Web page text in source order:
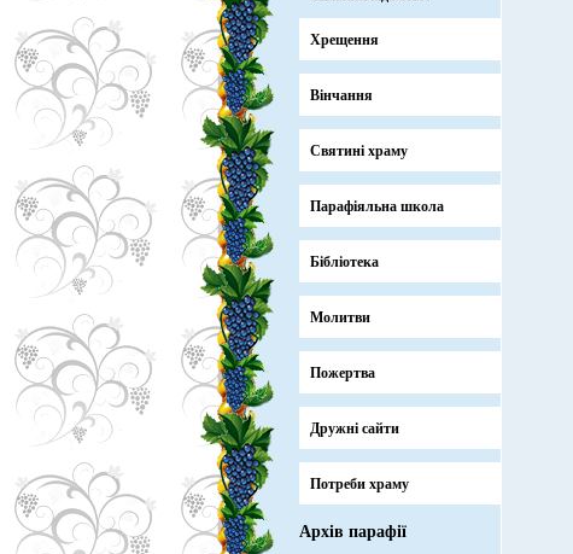
Хрещення
Вінчання
Святині храму
Парафіяльна школа
Бібліотека
Молитви
Пожертва
Дружні сайти
Потреби храму
Архів парафії